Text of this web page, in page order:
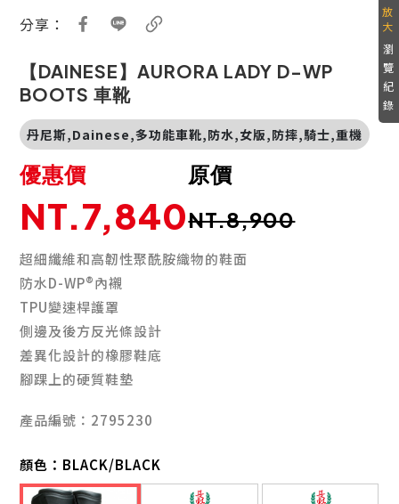
分享：
【DAINESE】AURORA LADY D-WP
BOOTS 車靴
丹尼斯,Dainese,多功能車靴,防水,女版,防摔,騎士,重機
原價
NT.8,900
優惠價
NT.7,840
超細纖維和高韌性聚酰胺織物的鞋面
防水D-WP®內襯
TPU變速桿護罩
側邊及後方反光條設計
差異化設計的橡膠鞋底
腳踝上的硬質鞋墊
產品編號：2795230
顏色： BLACK/BLACK
瀏
覽
紀
錄